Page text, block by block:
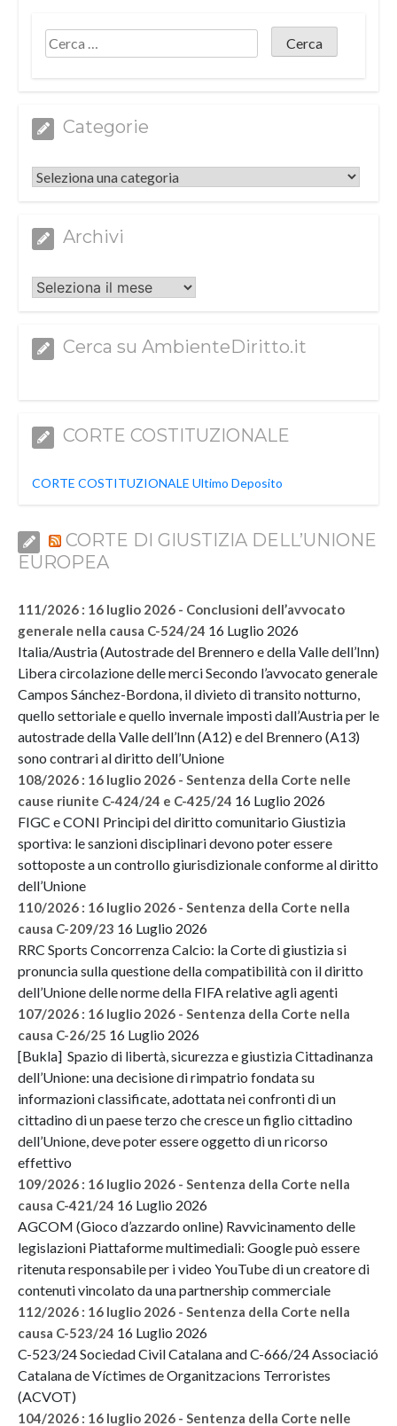
Categorie
Categorie
Archivi
Archivi
Cerca su AmbienteDiritto.it
CORTE COSTITUZIONALE
CORTE COSTITUZIONALE Ultimo Deposito
CORTE DI GIUSTIZIA DELL’UNIONE
EUROPEA
111/2026 : 16 luglio 2026 - Conclusioni dell’avvocato
generale nella causa C-524/24 16 Luglio 2026
Italia/Austria (Autostrade del Brennero e della Valle dell’Inn)
Libera circolazione delle merci Secondo l’avvocato generale
Campos Sánchez-Bordona, il divieto di transito notturno,
quello settoriale e quello invernale imposti dall’Austria per le
autostrade della Valle dell’Inn (A12) e del Brennero (A13)
sono contrari al diritto dell’Unione
108/2026 : 16 luglio 2026 - Sentenza della Corte nelle
cause riunite C-424/24 e C-425/24 16 Luglio 2026
FIGC e CONI Principi del diritto comunitario Giustizia
sportiva: le sanzioni disciplinari devono poter essere
sottoposte a un controllo giurisdizionale conforme al diritto
dell’Unione
110/2026 : 16 luglio 2026 - Sentenza della Corte nella
causa C-209/23 16 Luglio 2026
RRC Sports Concorrenza Calcio: la Corte di giustizia si
pronuncia sulla questione della compatibilità con il diritto
dell’Unione delle norme della FIFA relative agli agenti
107/2026 : 16 luglio 2026 - Sentenza della Corte nella
causa C-26/25 16 Luglio 2026
[Bukla] Spazio di libertà, sicurezza e giustizia Cittadinanza
dell’Unione: una decisione di rimpatrio fondata su
informazioni classificate, adottata nei confronti di un
cittadino di un paese terzo che cresce un figlio cittadino
dell’Unione, deve poter essere oggetto di un ricorso
effettivo
109/2026 : 16 luglio 2026 - Sentenza della Corte nella
causa C-421/24 16 Luglio 2026
AGCOM (Gioco d’azzardo online) Ravvicinamento delle
legislazioni Piattaforme multimediali: Google può essere
ritenuta responsabile per i video YouTube di un creatore di
contenuti vincolato da una partnership commerciale
112/2026 : 16 luglio 2026 - Sentenza della Corte nella
causa C-523/24 16 Luglio 2026
C-523/24 Sociedad Civil Catalana and C-666/24 Associació
Catalana de Víctimes de Organitzacions Terroristes
(ACVOT)
104/2026 : 16 luglio 2026 - Sentenza della Corte nelle